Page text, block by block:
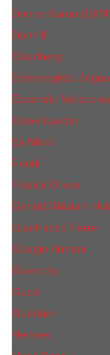
Donna Karan
Dunhill
Eisenberg
Ermenegildo Zegna
Escentric Molecules
Еsteе Lаudеr
Ex Nihilo
Fendi
Franck Olivier
Gerald Ghislain
Gianfranco Ferre
Giorgio Armani
Givenchy
Gucci
Guerlain
Hermes